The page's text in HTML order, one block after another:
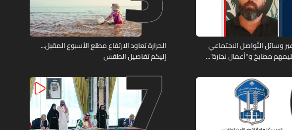
وسائل التّواصل الاجتماعي
مطابخ و"أعمال نجارة"...
الحرارة تعاود الارتفاع مطلع الأسبوع المقبل...
إليكم تفاصيل الطقس
7